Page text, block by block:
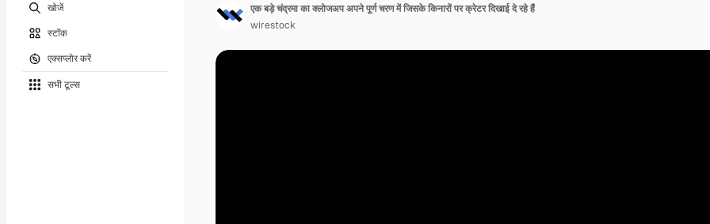
खोजें
स्टॉक
एक्सप्लोर करें
सभी टूल्‍स
एक बड़े चंद्रमा का क्लोजअप अपने पूर्ण चरण में जिसके किनारों पर क्रेटर दिखाई दे रहे हैं
wirestock